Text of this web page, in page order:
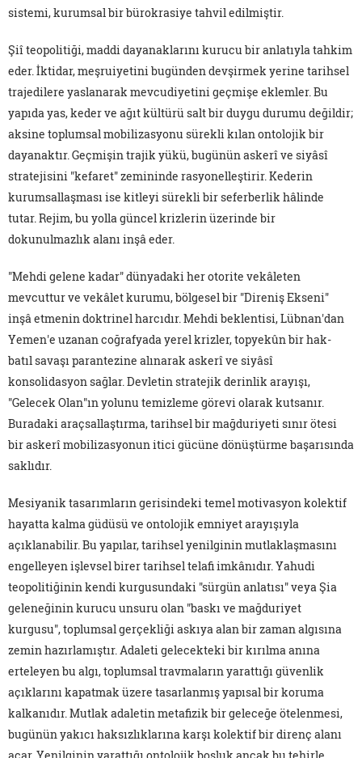
sistemi, kurumsal bir bürokrasiye tahvil edilmiştir.
Şiî teopolitiği, maddi dayanaklarını kurucu bir anlatıyla tahkim
eder. İktidar, meşruiyetini bugünden devşirmek yerine tarihsel
trajedilere yaslanarak mevcudiyetini geçmişe eklemler. Bu
yapıda yas, keder ve ağıt kültürü salt bir duygu durumu değildir;
aksine toplumsal mobilizasyonu sürekli kılan ontolojik bir
dayanaktır. Geçmişin trajik yükü, bugünün askerî ve siyâsî
stratejisini "kefaret" zemininde rasyonelleştirir. Kederin
kurumsallaşması ise kitleyi sürekli bir seferberlik hâlinde
tutar. Rejim, bu yolla güncel krizlerin üzerinde bir
dokunulmazlık alanı inşâ eder.
"Mehdi gelene kadar" dünyadaki her otorite vekâleten
mevcuttur ve vekâlet kurumu, bölgesel bir "Direniş Ekseni"
inşâ etmenin doktrinel harcıdır. Mehdi beklentisi, Lübnan'dan
Yemen'e uzanan coğrafyada yerel krizler, topyekûn bir hak-
batıl savaşı parantezine alınarak askerî ve siyâsî
konsolidasyon sağlar. Devletin stratejik derinlik arayışı,
"Gelecek Olan"ın yolunu temizleme görevi olarak kutsanır.
Buradaki araçsallaştırma, tarihsel bir mağduriyeti sınır ötesi
bir askerî mobilizasyonun itici gücüne dönüştürme başarısında
saklıdır.
Mesiyanik tasarımların gerisindeki temel motivasyon kolektif
hayatta kalma güdüsü ve ontolojik emniyet arayışıyla
açıklanabilir. Bu yapılar, tarihsel yenilginin mutlaklaşmasını
engelleyen işlevsel birer tarihsel telafi imkânıdır. Yahudi
teopolitiğinin kendi kurgusundaki "sürgün anlatısı" veya Şia
geleneğinin kurucu unsuru olan "baskı ve mağduriyet
kurgusu", toplumsal gerçekliği askıya alan bir zaman algısına
zemin hazırlamıştır. Adaleti gelecekteki bir kırılma anına
erteleyen bu algı, toplumsal travmaların yarattığı güvenlik
açıklarını kapatmak üzere tasarlanmış yapısal bir koruma
kalkanıdır. Mutlak adaletin metafizik bir geleceğe ötelenmesi,
bugünün yakıcı haksızlıklarına karşı kolektif bir direnç alanı